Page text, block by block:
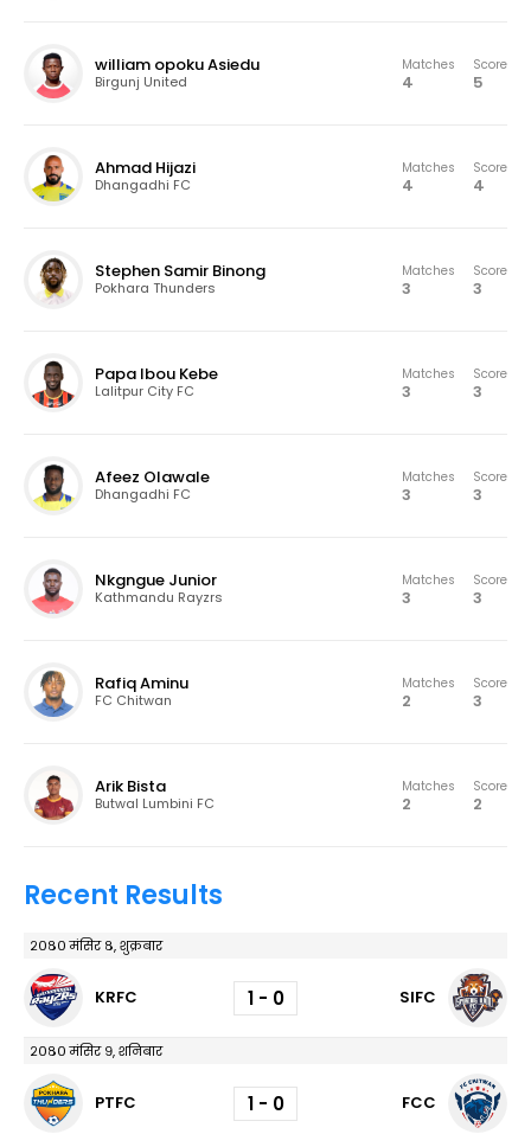
william opoku Asiedu
Birgunj United
Matches
4
Score
5
Ahmad Hijazi
Dhangadhi FC
Matches
4
Score
4
Stephen Samir Binong
Pokhara Thunders
Matches
3
Score
3
Papa Ibou Kebe
Lalitpur City FC
Matches
3
Score
3
Afeez Olawale
Dhangadhi FC
Matches
3
Score
3
Nkgngue Junior
Kathmandu Rayzrs
Matches
3
Score
3
Rafiq Aminu
FC Chitwan
Matches
2
Score
3
Arik Bista
Butwal Lumbini FC
Matches
2
Score
2
Recent Results
२०८० मंसिर ८, शुक्रबार
KRFC 1 - 0 SIFC
२०८० मंसिर ९, शनिबार
PTFC 1 - 0 FCC